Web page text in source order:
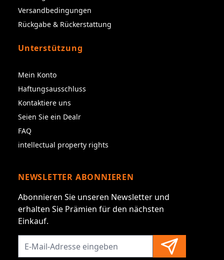
Versandbedingungen
Rückgabe & Rückerstattung
Unterstützung
Mein Konto
Haftungsausschluss
Kontaktiere uns
Seien Sie ein Dealr
FAQ
intellectual property rights
NEWSLETTER ABONNIEREN
Abonnieren Sie unseren Newsletter und
erhalten Sie Prämien für den nächsten
Einkauf.